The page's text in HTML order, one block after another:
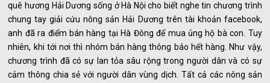
quê hương Hải Dương sống ở Hà Nội cho biết nghe tin chương trình
chung tay giải cứu nông sản Hải Dương trên tài khoản facebook,
anh đã ra điểm bán hàng tại Hà Đông để mua ủng hộ bà con. Tuy
nhiên, khi tới nơi thì nhóm bán hàng thông báo hết hàng. Như vậy,
chương trình đã có sự lan tỏa sâu rộng trong người dân và có sự
cảm thông chia sẻ với người dân vùng dịch. Tất cả các nông sản